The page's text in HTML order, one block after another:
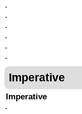
-
-
-
-
-
-
Imperative
Imperative
-